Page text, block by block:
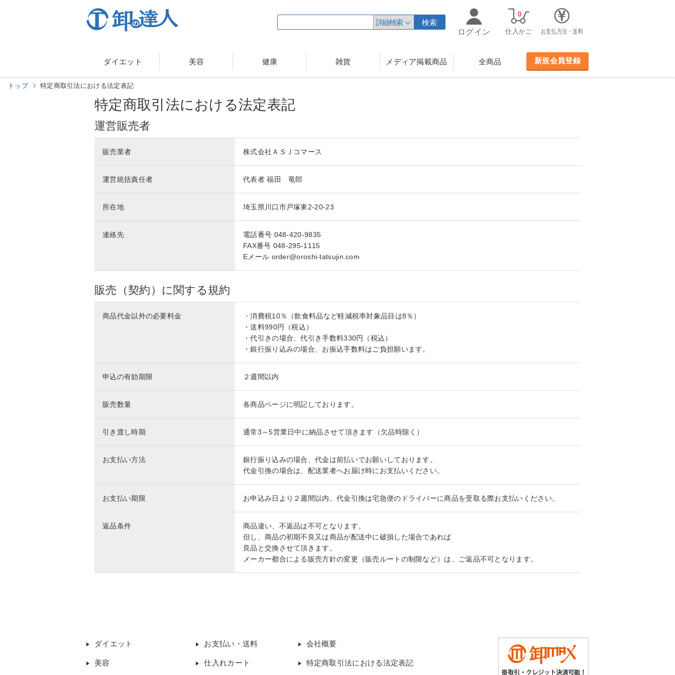
詳細検索
検索
ログイン
仕入かご
0
お支払方法・送料
ダイエット 美容 健康 雑貨 メディア掲載商品 全商品 新規会員登録
トップ 特定商取引法における法定表記
特定商取引法における法定表記
運営販売者
販売業者 株式会社ＡＳＪコマース
運営統括責任者 代表者 福田 竜郎
所在地 埼玉県川口市戸塚東2-20-23
連絡先
電話番号 048-420-9835
FAX番号 048-295-1115
Eメール order@oroshi-tatsujin.com
販売（契約）に関する規約
商品代金以外の必要料金
・消費税10％（飲食料品など軽減税率対象品目は8％）
・送料990円（税込）
・代引きの場合、代引き手数料330円（税込）
・銀行振り込みの場合、お振込手数料はご負担願います。
申込の有効期限 ２週間以内
販売数量 各商品ページに明記しております。
引き渡し時期 通常3～5営業日中に納品させて頂きます（欠品時除く）
お支払い方法
銀行振り込みの場合、代金は前払いでお願いしております。
代金引換の場合は、配送業者へお届け時にお支払いください。
お支払い期限 お申込み日より２週間以内。代金引換は宅急便のドライバーに商品を受取る際お支払いください。
返品条件
商品違い、不返品は不可となります。
但し、商品の初期不良又は商品が配送中に破損した場合であれば
良品と交換させて頂きます。
メーカー都合による販売方針の変更（販売ルートの制限など）は、ご返品不可となります。
ダイエット
美容
お支払い・送料
仕入れカート
会社概要
特定商取引法における法定表記